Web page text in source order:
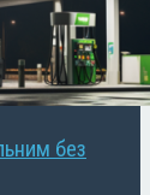
без